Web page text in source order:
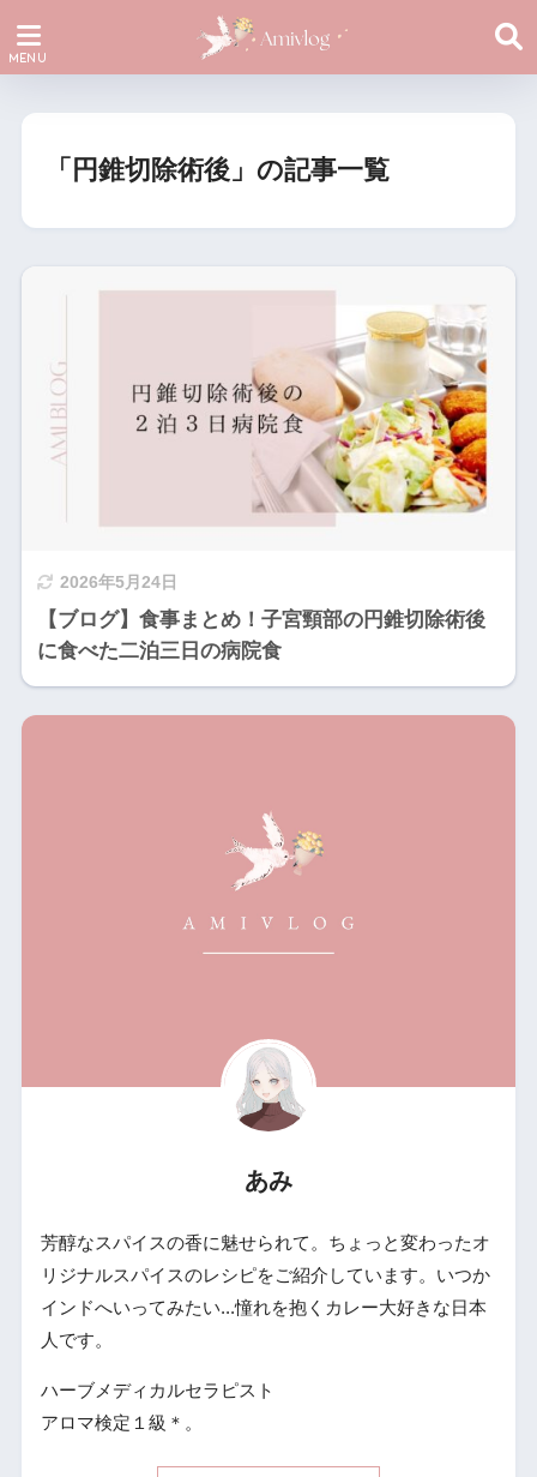
「円錐切除術後」の記事一覧
2026年5月24日
【ブログ】食事まとめ！子宮頸部の円錐切除術後
に食べた二泊三日の病院食
あみ
芳醇なスパイスの香に魅せられて。ちょっと変わったオ
リジナルスパイスのレシピをご紹介しています。いつか
インドへいってみたい...憧れを抱くカレー大好きな日本
人です。
ハーブメディカルセラピスト
アロマ検定１級＊。